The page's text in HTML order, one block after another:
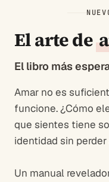
El arte de
El libro más
Amar no es
funcione. ¿Cómo
que sientes tiene
identidad sin perder
Un manual